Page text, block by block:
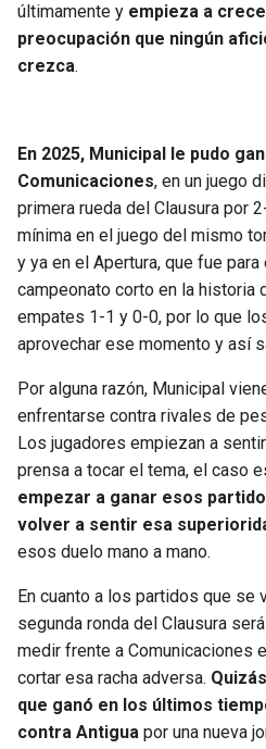
últimamente y empieza a
preocupación que ningún
crezca.
En 2025, Municipal le pudo
Comunicaciones, en un juego
primera rueda del Clausura por
mínima en el juego del mismo
y ya en el Apertura, que fue
campeonato corto en la historia
empates 1-1 y 0-0, por lo que
aprovechar ese momento y así
Por alguna razón, Municipal
enfrentarse contra rivales de
Los jugadores empiezan a
prensa a tocar el tema, el caso
empezar a ganar esos
volver a sentir esa
esos duelo mano a mano.
En cuanto a los partidos que se
segunda ronda del Clausura
medir frente a Comunicaciones
cortar esa racha adversa.
que ganó en los últimos
contra Antigua por una nueva